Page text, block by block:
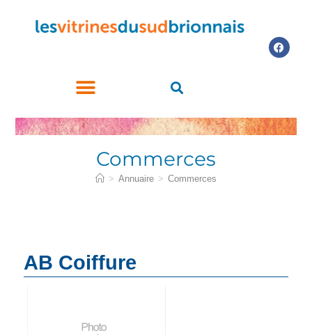
Commerces
> Annuaire > Commerces
AB Coiffure